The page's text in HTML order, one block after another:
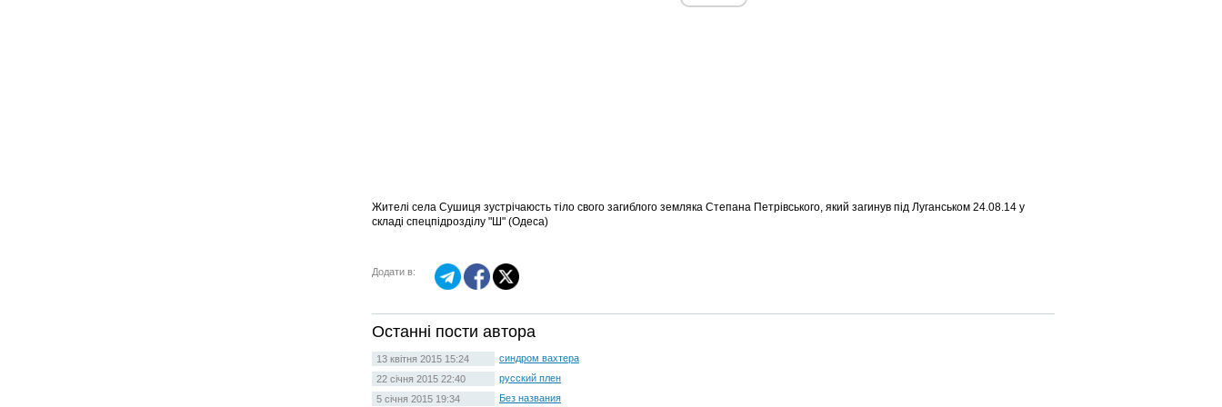
Жителі села Сушиця зустрічаюсть тіло свого загиблого земляка Степана Петрівського, який загинув під Луганськом 24.08.14 у
складі спецпідрозділу "Ш" (Одеса)
Додати в:
Останні пости автора
13 квітня 2015 15:24
синдром вахтера
22 січня 2015 22:40
русский плен
5 січня 2015 19:34
Без названия